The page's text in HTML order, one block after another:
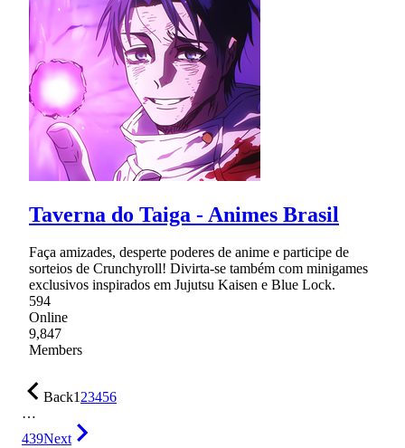
Taverna do Taiga - Animes Brasil
Faça amizades, desperte poderes de anime e participe de
sorteios de Crunchyroll! Divirta-se também com minigames
exclusivos inspirados em Jujutsu Kaisen e Blue Lock.
594
Online
9,847
Members
Back123456
…
439Next